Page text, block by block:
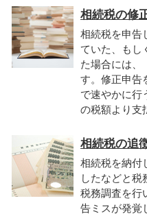
相続税の修
相続税を申告
ていた、もし
た場合には、
す。修正申告
で速やかに行
の税額より
相続税の追
相続税を納付
したなどと税
税務調査を行
告ミスが発覚